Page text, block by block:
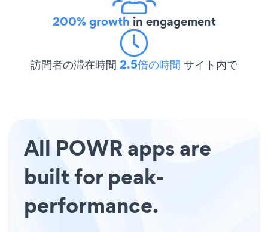
200% growth in engagement
訪問者の滞在時間 2.5倍の時間 サイト内で
All POWR apps are
built for peak-
performance.